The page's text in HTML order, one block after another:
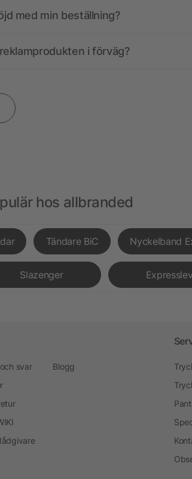
med min beställning?
i förväg?
hos allbranded
Tändare BiC Nyckelband
Slazenger
svar
Blogg